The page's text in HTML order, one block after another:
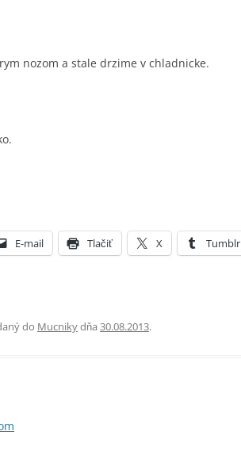
nozom a stale drzime v chladnicke.
E-mail Tlačiť X Tumblr
do Mucnikydňa 30.08.2013.